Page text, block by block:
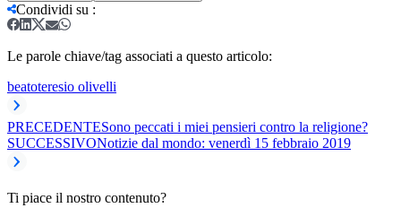
Condividi su :
Le parole chiave/tag associati a questo articolo:
beatoteresio olivelli
PRECEDENTESono peccati i miei pensieri contro la religione?
SUCCESSIVONotizie dal mondo: venerdì 15 febbraio 2019
Ti piace il nostro contenuto?